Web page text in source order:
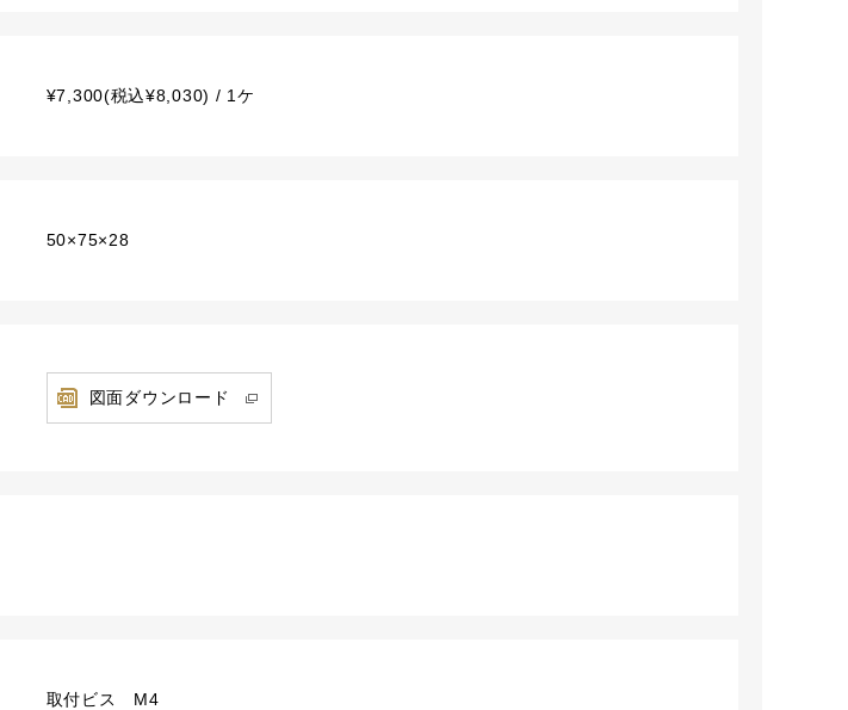
¥7,300(税込¥8,030) / 1ケ
50×75×28
図面ダウンロード
取付ビス M4